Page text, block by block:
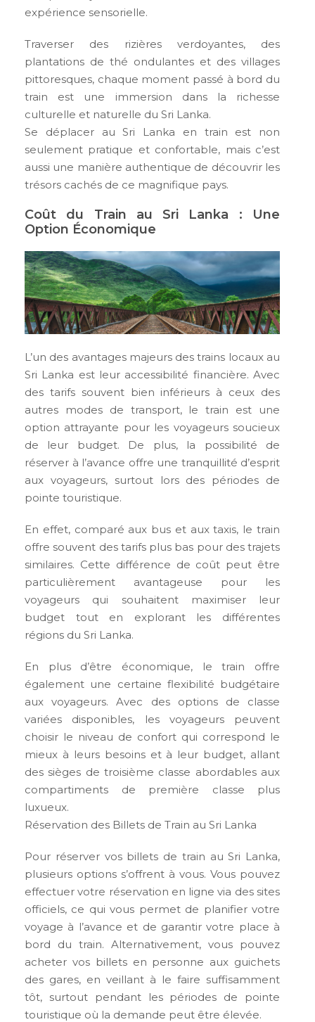
expérience sensorielle.
Traverser des rizières verdoyantes, des
plantations de thé ondulantes et des villages
pittoresques, chaque moment passé à bord du
train est une immersion dans la richesse
culturelle et naturelle du Sri Lanka.
Se déplacer au Sri Lanka en train est non
seulement pratique et confortable, mais c’est
aussi une manière authentique de découvrir les
trésors cachés de ce magnifique pays.
Coût du Train au Sri Lanka : Une
Option Économique
L’un des avantages majeurs des trains locaux au
Sri Lanka est leur accessibilité financière. Avec
des tarifs souvent bien inférieurs à ceux des
autres modes de transport, le train est une
option attrayante pour les voyageurs soucieux
de leur budget. De plus, la possibilité de
réserver à l’avance offre une tranquillité d’esprit
aux voyageurs, surtout lors des périodes de
pointe touristique.
En effet, comparé aux bus et aux taxis, le train
offre souvent des tarifs plus bas pour des trajets
similaires. Cette différence de coût peut être
particulièrement avantageuse pour les
voyageurs qui souhaitent maximiser leur
budget tout en explorant les différentes
régions du Sri Lanka.
En plus d’être économique, le train offre
également une certaine flexibilité budgétaire
aux voyageurs. Avec des options de classe
variées disponibles, les voyageurs peuvent
choisir le niveau de confort qui correspond le
mieux à leurs besoins et à leur budget, allant
des sièges de troisième classe abordables aux
compartiments de première classe plus
luxueux.
Réservation des Billets de Train au Sri Lanka
Pour réserver vos billets de train au Sri Lanka,
plusieurs options s’offrent à vous. Vous pouvez
effectuer votre réservation en ligne via des sites
officiels, ce qui vous permet de planifier votre
voyage à l’avance et de garantir votre place à
bord du train. Alternativement, vous pouvez
acheter vos billets en personne aux guichets
des gares, en veillant à le faire suffisamment
tôt, surtout pendant les périodes de pointe
touristique où la demande peut être élevée.